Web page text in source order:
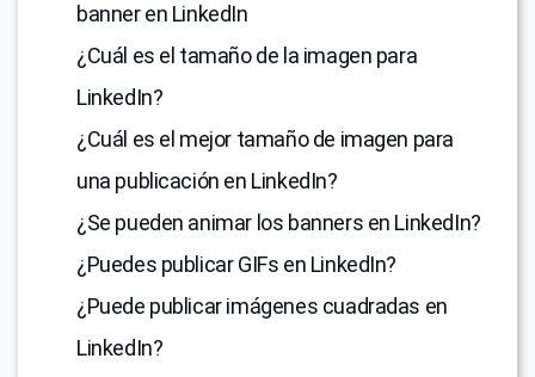
banner en LinkedIn
¿Cuál es el tamaño de la imagen para
LinkedIn?
¿Cuál es el mejor tamaño de imagen para
una publicación en LinkedIn?
¿Se pueden animar los banners en LinkedIn?
¿Puedes publicar GIFs en LinkedIn?
¿Puede publicar imágenes cuadradas en
LinkedIn?